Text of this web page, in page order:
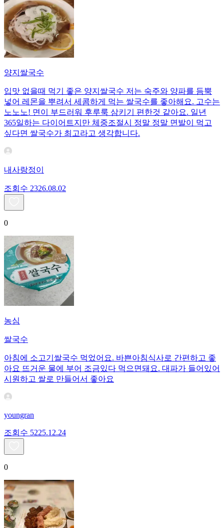
양지쌀국수
입맛 없을때 먹기 좋은 양지쌀국수 저는 숙주와 양파를 듬뿍
넣어 레몬을 뿌려서 세콤하게 먹는 쌀국수를 좋아해요. 고수는
노노노! 면이 부드러워 후루룩 삼키기 편한것 같아요. 일년
365일하는 다이어트지만 체중조절시 정말 정말 면발이 먹고
싶다면 쌀국수가 최고라고 생각합니다.
내사랑정이
조회수 2326.08.02
0
농심
쌀국수
아침에 소고기쌀국수 먹었어요. 바쁜아침식사로 간편하고 좋
아요 뜨거운 물에 부어 조금있다 먹으면돼요. 대파가 들어있어
시원하고 쌀로 만들어서 좋아요
youngran
조회수 5225.12.24
0